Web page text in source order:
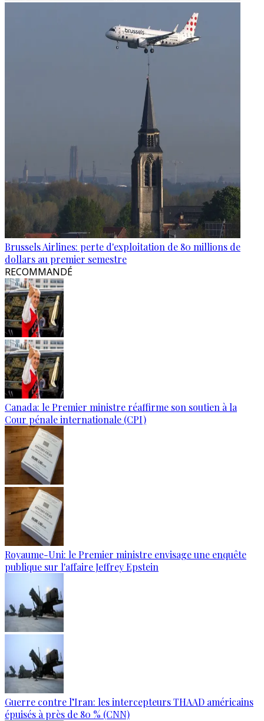
Brussels Airlines: perte d'exploitation de 80 millions de
dollars au premier semestre
RECOMMANDÉ
Canada: le Premier ministre réaffirme son soutien à la
Cour pénale internationale (CPI)
Royaume-Uni: le Premier ministre envisage une enquête
publique sur l'affaire Jeffrey Epstein
Guerre contre l’Iran: les intercepteurs THAAD américains
épuisés à près de 80 % (CNN)